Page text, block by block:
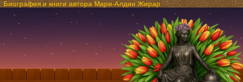
Биография и книги автора Мари-Алдин Жирар